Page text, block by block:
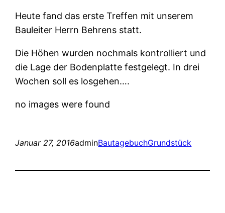
Heute fand das erste Treffen mit unserem
Bauleiter Herrn Behrens statt.
Die Höhen wurden nochmals kontrolliert und
die Lage der Bodenplatte festgelegt. In drei
Wochen soll es losgehen….
no images were found
Januar 27, 2016adminBautagebuchGrundstück